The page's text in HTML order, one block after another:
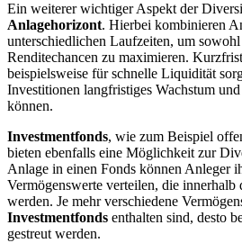
Ein weiterer wichtiger Aspekt der
Anlagehorizont. Hierbei kombinieren
unterschiedlichen Laufzeiten, um
Renditechancen zu maximieren.
beispielsweise für schnelle Liquidität
Investitionen langfristiges Wachstum
können.
Investmentfonds, wie zum Beispiel
bieten ebenfalls eine Möglichkeit zur
Anlage in einen Fonds können Anleger
Vermögenswerte verteilen, die innerhalb
werden. Je mehr verschiedene
Investmentfonds enthalten sind, desto
gestreut werden.